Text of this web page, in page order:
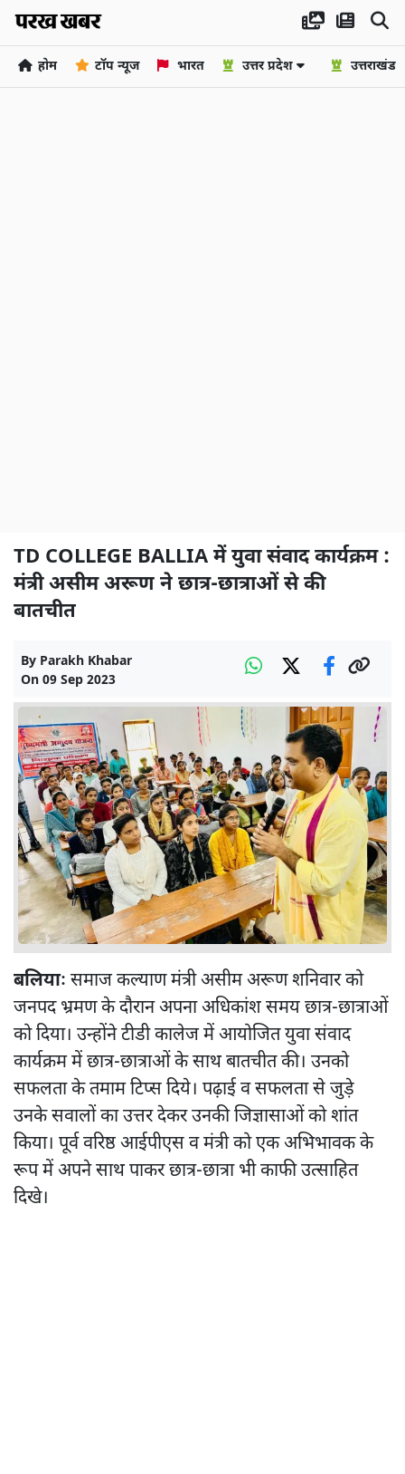
होम टॉप न्यूज भारत उत्तर प्रदेश उत्तराखंड
TD COLLEGE BALLIA में युवा संवाद कार्यक्रम :
मंत्री असीम अरूण ने छात्र-छात्राओं से की
बातचीत
By Parakh Khabar
On 09 Sep 2023
बलियाः समाज कल्याण मंत्री असीम अरूण शनिवार को
जनपद भ्रमण के दौरान अपना अधिकांश समय छात्र-छात्राओं
को दिया। उन्होंने टीडी कालेज में आयोजित युवा संवाद
कार्यक्रम में छात्र-छात्राओं के साथ बातचीत की। उनको
सफलता के तमाम टिप्स दिये। पढ़ाई व सफलता से जुड़े
उनके सवालों का उत्तर देकर उनकी जिज्ञासाओं को शांत
किया। पूर्व वरिष्ठ आईपीएस व मंत्री को एक अभिभावक के
रूप में अपने साथ पाकर छात्र-छात्रा भी काफी उत्साहित
दिखे।